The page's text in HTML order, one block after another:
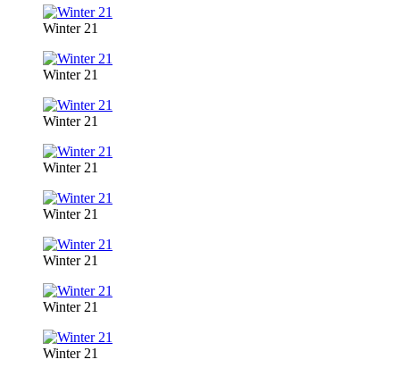
Winter 21
Winter 21
Winter 21
Winter 21
Winter 21
Winter 21
Winter 21
Winter 21